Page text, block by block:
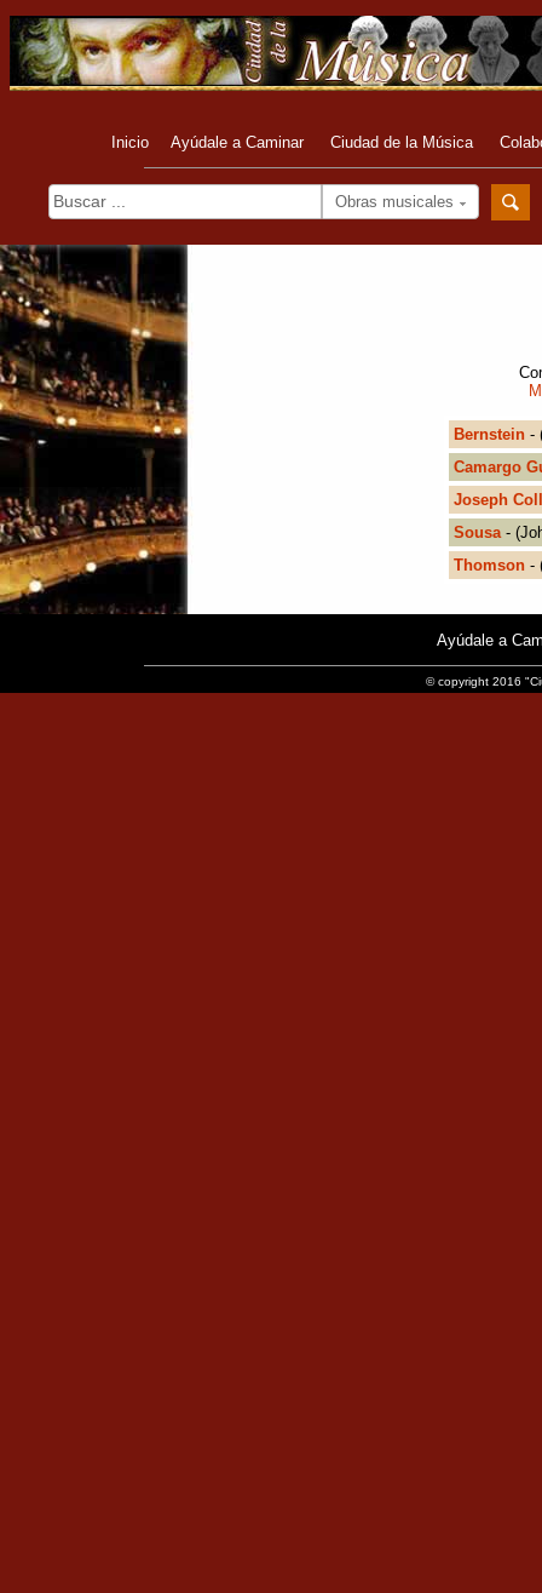
Inicio Ayúdale a Caminar Ciudad de la Música
Obras musicales
Bernstein -
Camargo
Joseph
Sousa-
Thomson -
Ayúdale a
© copyright 2016